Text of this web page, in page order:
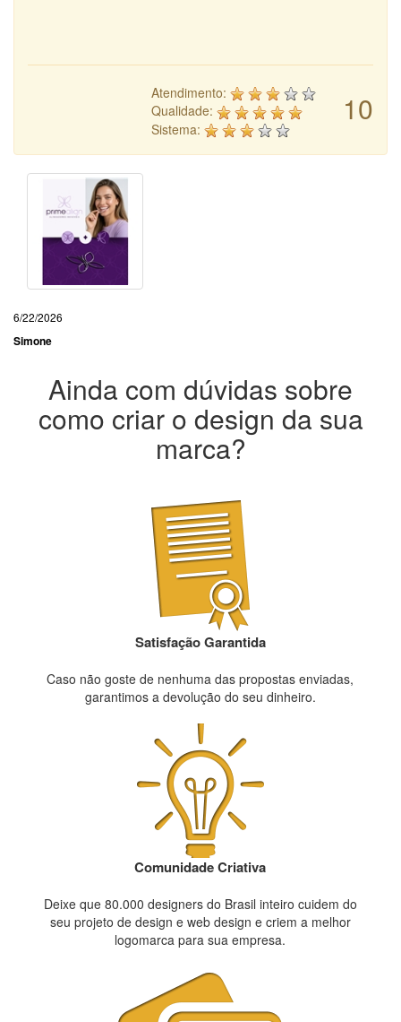
10
Atendimento:
Qualidade:
Sistema:
6/22/2026
Simone
Ainda com dúvidas sobre
como criar o design da sua
marca?
Satisfação Garantida
Caso não goste de nenhuma das propostas enviadas,
garantimos a devolução do seu dinheiro.
Comunidade Criativa
Deixe que 80.000 designers do Brasil inteiro cuidem do
seu projeto de design e web design e criem a melhor
logomarca para sua empresa.